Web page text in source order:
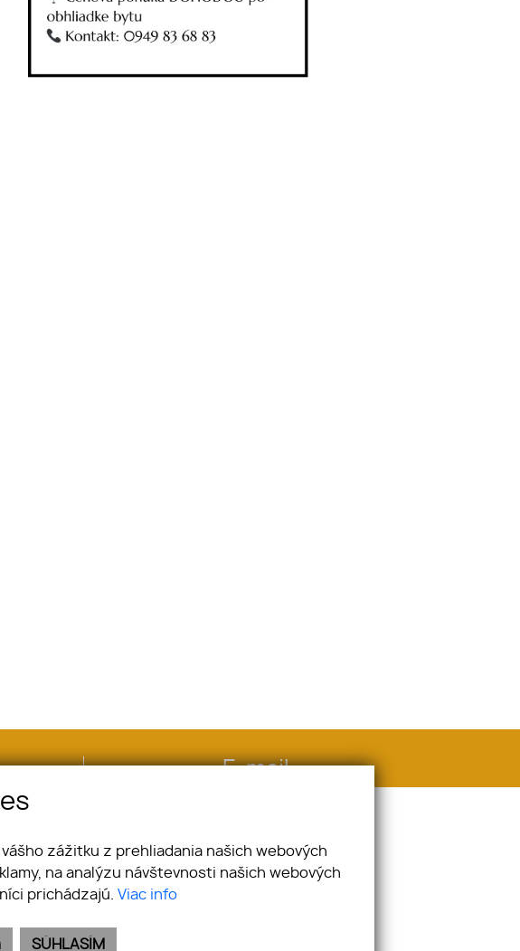
E-mail
zážitku z prehliadania našich webových
na analýzu návštevnosti našich webových
prichádzajú. Viac info
SÚHLASÍM